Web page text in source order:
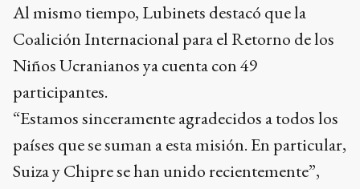
Al mismo tiempo, Lubinets destacó que la
Coalición Internacional para el Retorno de los
Niños Ucranianos ya cuenta con 49
participantes.
“Estamos sinceramente agradecidos a todos los
países que se suman a esta misión. En particular,
Suiza y Chipre se han unido recientemente”,